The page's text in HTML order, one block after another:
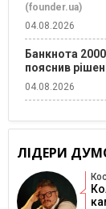
(founder.ua)
04.08.2026
Банкнота
пояснив
04.08.2026
ЛІДЕРИ